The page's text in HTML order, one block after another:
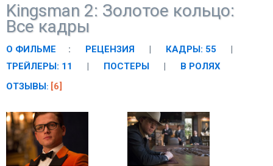
Kingsman 2: Золотое кольцо:
Все кадры
О ФИЛЬМЕ : РЕЦЕНЗИЯ | КАДРЫ: 55
|
ТРЕЙЛЕРЫ: 11
| ПОСТЕРЫ |
В РОЛЯХ
ОТЗЫВЫ: [6]